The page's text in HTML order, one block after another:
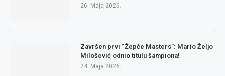
26. Maja 2026.
Završen prvi “Žepče Masters”: Mario Željo
Milošević odnio titulu šampiona!
24. Maja 2026.